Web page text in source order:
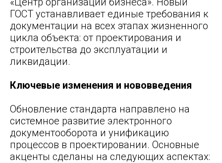
ГОСТ устанавливает единые требования к
документации на всех этапах жизненного
цикла объекта: от проектирования и
строительства до эксплуатации и
ликвидации.
Ключевые изменения и нововведения
Обновление стандарта направлено на
системное развитие электронного
документооборота и унификацию
процессов в проектировании. Основные
акценты сделаны на следующих аспектах: